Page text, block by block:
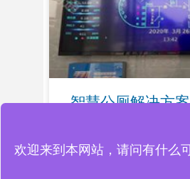
智慧公厕解决方
READ MORE »
欢迎来到本网站，请问有什么